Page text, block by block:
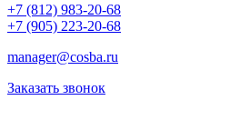
+7 (812) 983-20-68
+7 (905) 223-20-68
manager@cosba.ru
Заказать звонок